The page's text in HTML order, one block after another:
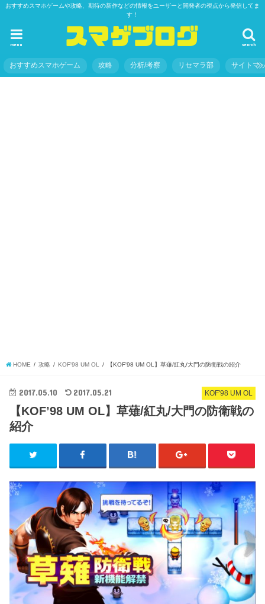
おすすめスマホゲームや攻略、期待の新作などの情報をユーザーと開発者の視点から発信してま
す！
search
menu
おすすめスマホゲーム 攻略 分析/考察 リセマラ部 サイトマ
HOME 攻略 KOF'98 UM OL 【KOF'98 UM OL】草薙/紅丸/大門の防衛戦の紹介
KOF'98 UM OL
2017.05.10 2017.05.21
【KOF’98 UM OL】草薙/紅丸/大門の防衛戦の
紹介